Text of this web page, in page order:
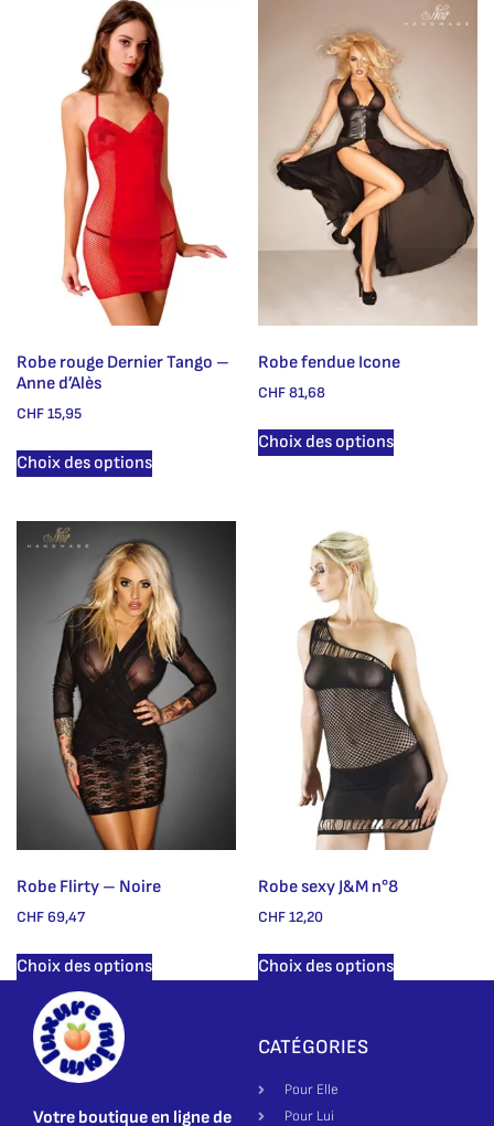
Robe rouge Dernier Tango –
Anne d’Alès
CHF15,95
Choix des options
Robe fendue Icone
CHF81,68
Choix des options
Robe Flirty – Noire
CHF69,47
Choix des options
Robe sexy J&M n°8
CHF12,20
Choix des options
Votre boutique en ligne de
CATÉGORIES
Pour Elle
Pour Lui